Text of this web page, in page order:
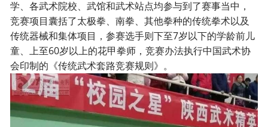
学、各武术院校、武馆和武术站点均参与到了赛事当中，
竞赛项目囊括了太极拳、南拳、其他拳种的传统拳术以及
传统器械和集体项目，参赛选手则下至7岁以下的学龄前儿
童、上至60岁以上的花甲拳师，竞赛办法执行中国武术协
会印制的《传统武术套路竞赛规则》。